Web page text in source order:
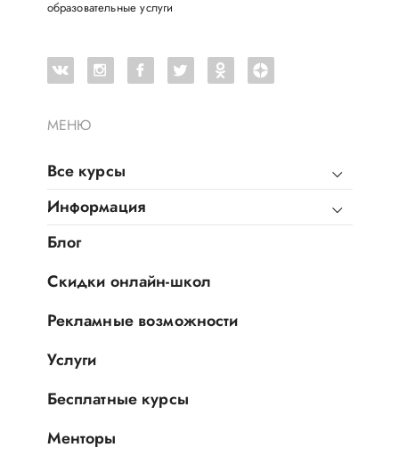
МЕНЮ
Все курсы
Информация
Блог
Скидки онлайн-школ
Рекламные возможности
Услуги
Бесплатные курсы
Менторы
образовательные услуги